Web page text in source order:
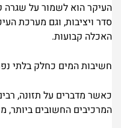
העיקר הוא לשמור על שגרה
סדר ויציבות, וגם מערכת
האכלה קבועות.
חשיבות המים כחלק בלתי
כאשר מדברים על תזונה,
המרכיבים החשובים ביותר,